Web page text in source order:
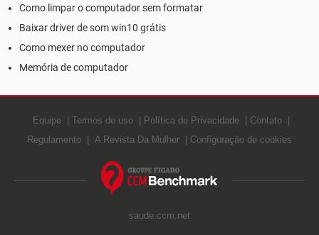
Como limpar o computador sem formatar
Baixar driver de som win10 grátis
Como mexer no computador
Memória de computador
Equipe Termos de uso Política de Privacidade
Contato
Regulamento
A Revista Da Mulher Configuração de cookies
saude.ccm.net